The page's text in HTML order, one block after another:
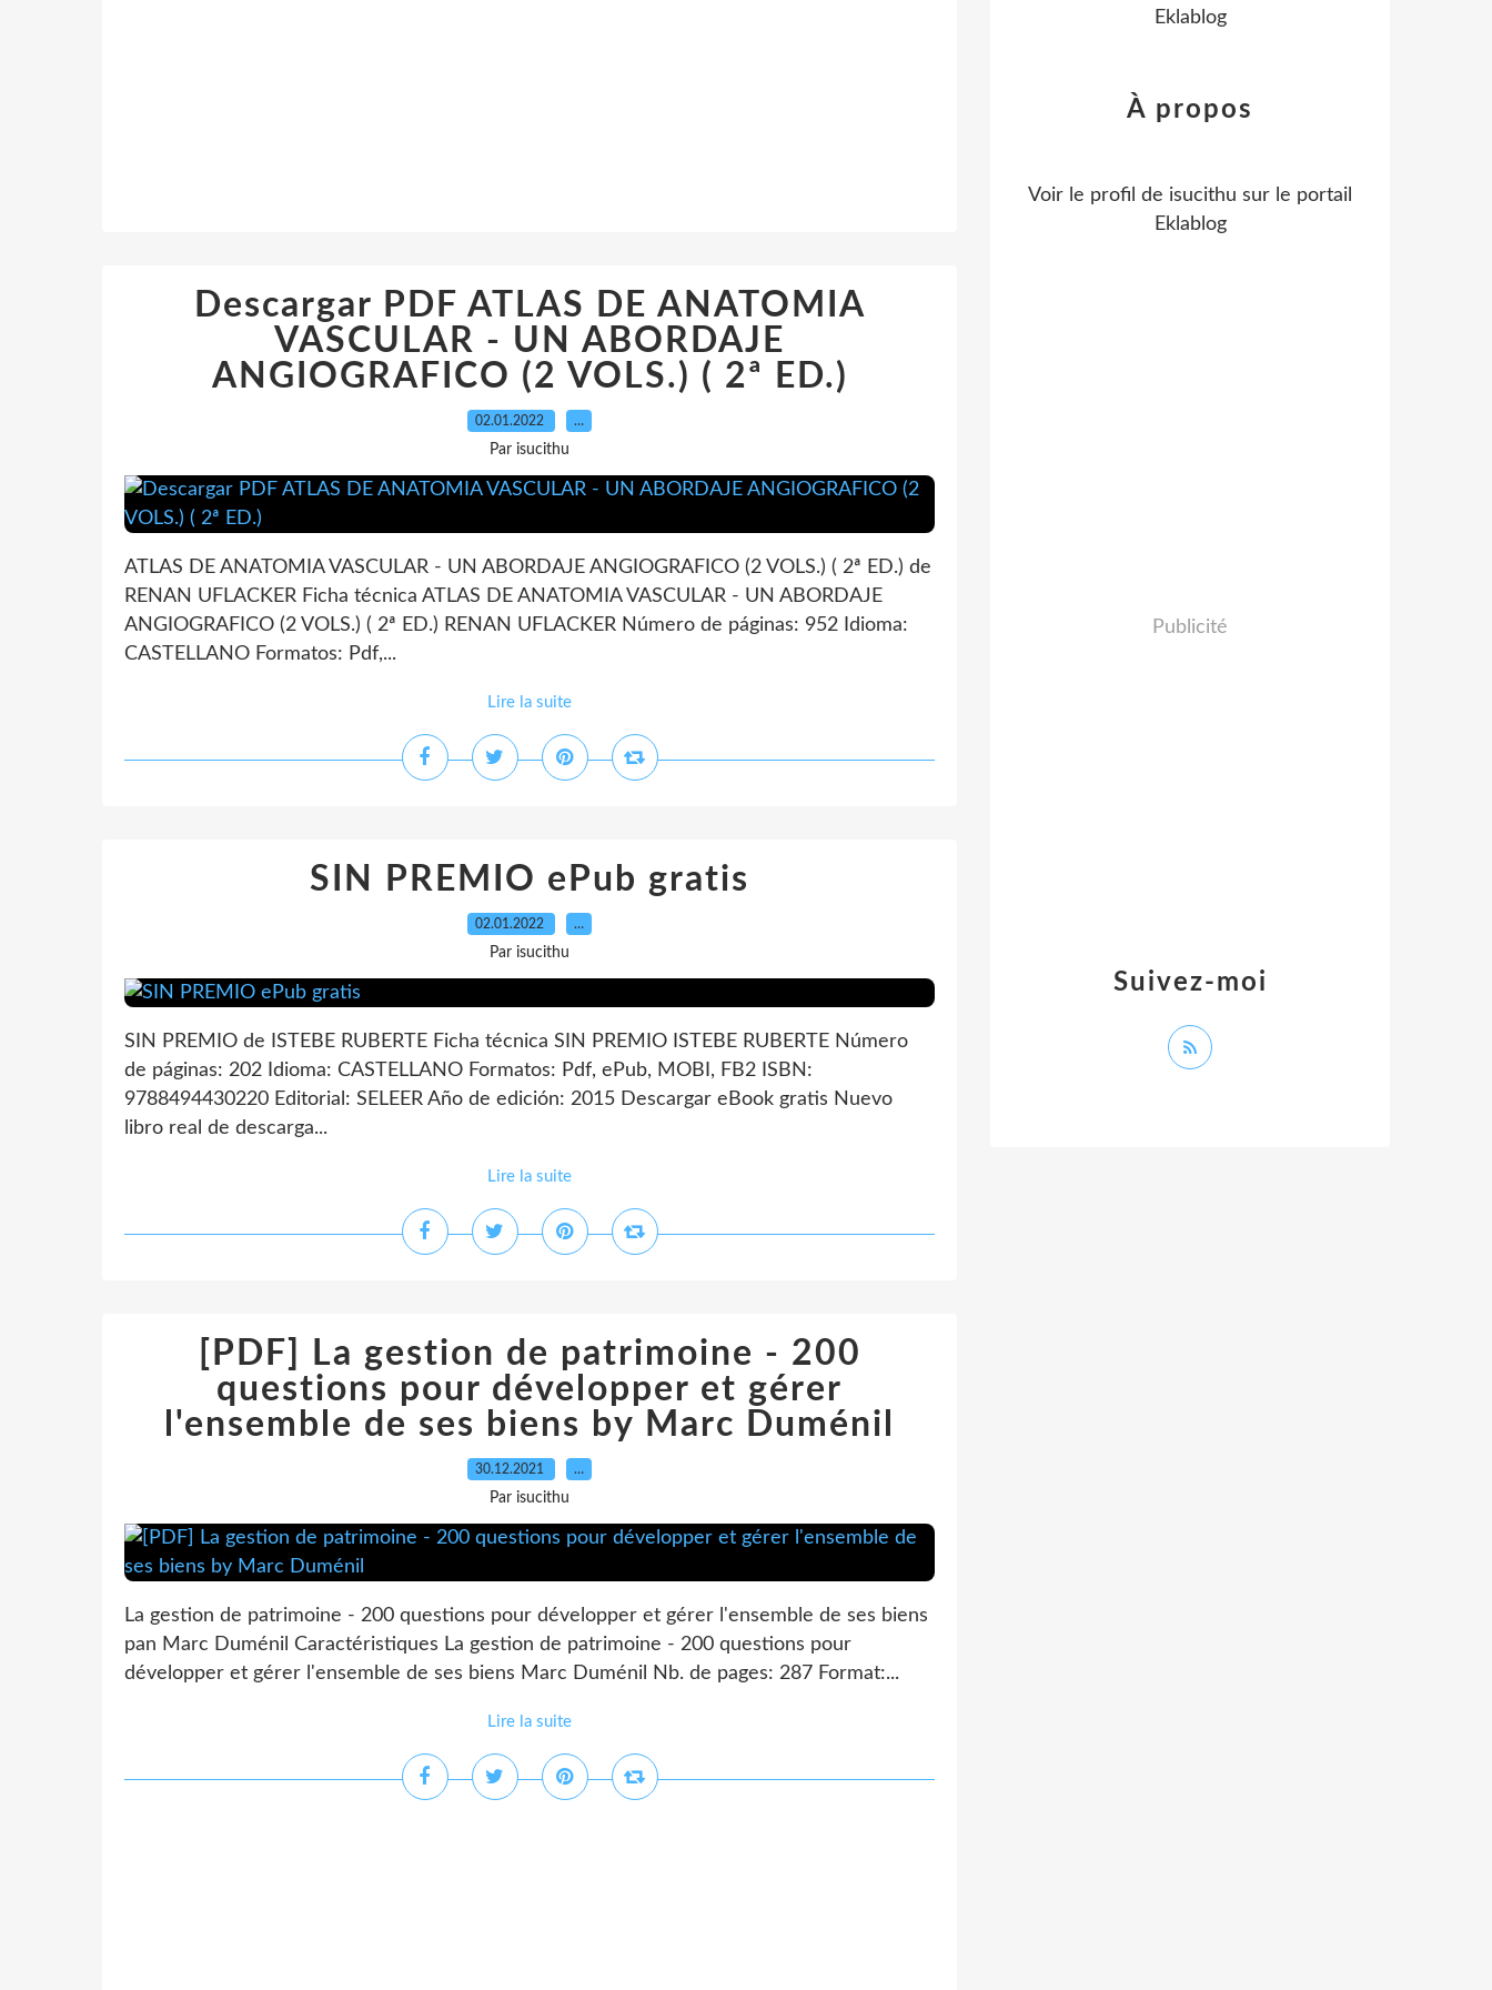
Descargar PDF ATLAS DE ANATOMIA
VASCULAR - UN ABORDAJE
ANGIOGRAFICO (2 VOLS.) ( 2ª ED.)
02.01.2022 …
Par isucithu
ATLAS DE ANATOMIA VASCULAR - UN ABORDAJE ANGIOGRAFICO (2 VOLS.) ( 2ª ED.) de
RENAN UFLACKER Ficha técnica ATLAS DE ANATOMIA VASCULAR - UN ABORDAJE
ANGIOGRAFICO (2 VOLS.) ( 2ª ED.) RENAN UFLACKER Número de páginas: 952 Idioma:
CASTELLANO Formatos: Pdf,...
Lire la suite
SIN PREMIO ePub gratis
02.01.2022 …
Par isucithu
SIN PREMIO de ISTEBE RUBERTE Ficha técnica SIN PREMIO ISTEBE RUBERTE Número
de páginas: 202 Idioma: CASTELLANO Formatos: Pdf, ePub, MOBI, FB2 ISBN:
9788494430220 Editorial: SELEER Año de edición: 2015 Descargar eBook gratis Nuevo
libro real de descarga...
Lire la suite
[PDF] La gestion de patrimoine - 200
questions pour développer et gérer
l'ensemble de ses biens by Marc Duménil
30.12.2021 …
Par isucithu
La gestion de patrimoine - 200 questions pour développer et gérer l'ensemble de ses biens
pan Marc Duménil Caractéristiques La gestion de patrimoine - 200 questions pour
développer et gérer l'ensemble de ses biens Marc Duménil Nb. de pages: 287 Format:...
Lire la suite
Eklablog
Suivez-moi
À propos
Voir le profil de isucithu sur le portail
Eklablog
Publicité